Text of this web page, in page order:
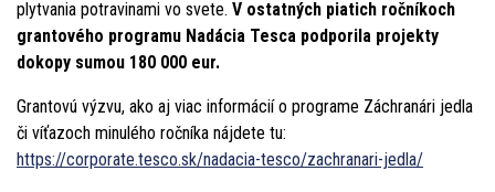
plytvania potravinami vo svete. V ostatných piatich ročníkoch
grantového programu Nadácia Tesca podporila projekty
dokopy sumou 180 000 eur.
Grantovú výzvu, ako aj viac informácií o programe Záchranári jedla
či víťazoch minulého ročníka nájdete tu:
https://corporate.tesco.sk/nadacia-tesco/zachranari-jedla/